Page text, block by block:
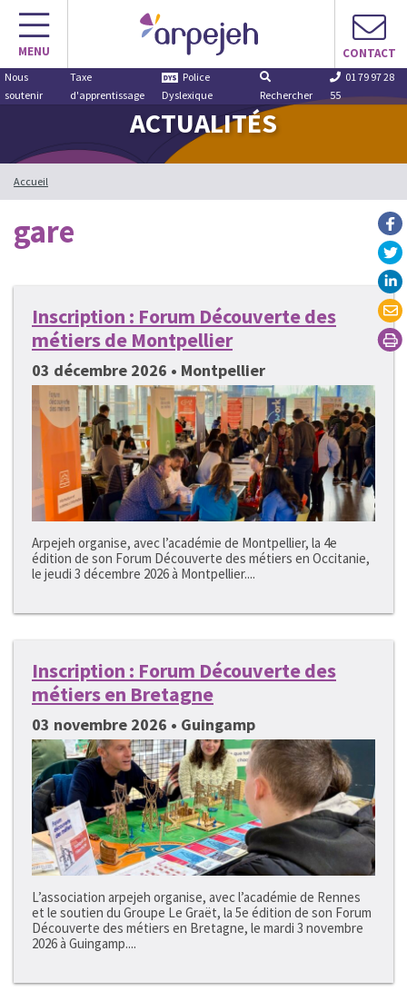
Aller
contenu
MENU CONTACT
Nous
soutenir
Taxe
d'apprentissage
Police
Dyslexique
Rechercher
01 79 97 28
55
ACTUALITÉS
Accueil
gare
Inscription : Forum Découverte des
métiers de Montpellier
03 décembre 2026 • Montpellier
Arpejeh organise, avec l’académie de Montpellier, la 4e
édition de son Forum Découverte des métiers en Occitanie,
le jeudi 3 décembre 2026 à Montpellier....
Inscription : Forum Découverte des
métiers en Bretagne
03 novembre 2026 • Guingamp
L’association arpejeh organise, avec l’académie de Rennes
et le soutien du Groupe Le Graët, la 5e édition de son Forum
Découverte des métiers en Bretagne, le mardi 3 novembre
2026 à Guingamp....